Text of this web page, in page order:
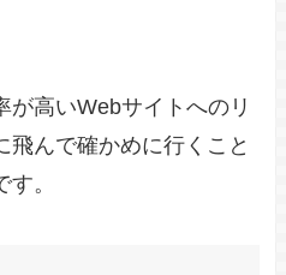
が高いWebサイトへのリ
飛んで確かめに行くこと
。